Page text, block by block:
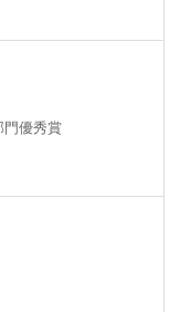
門優秀賞